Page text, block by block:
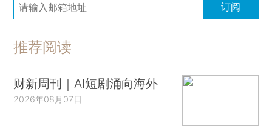
订阅
推荐阅读
财新周刊｜AI短剧涌向海外
2026年08月07日